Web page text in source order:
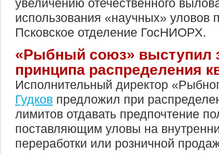
увеличению отечественного
использования «научных»
Псковское отделение ГосНИОРХ.
«Рыбный союз» выступил
принципа распределения
Исполнительный директор
Гудков предложил при
лимитов отдавать предпочтение
поставляющим уловы на
переработки или розничной